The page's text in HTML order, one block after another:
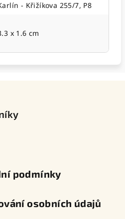
- Křižíkova 255/7, P8
x 1.6 cm
podmínky
osobních údajů